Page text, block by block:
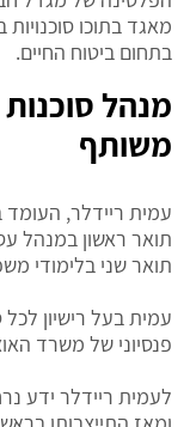
מאגד בתוכו
בתחום ביטוח החיים.
מנהל סוכנות
משותף
עמית ריידלר, העומד
תואר ראשון במנהל
תואר שני בלימודי
עמית בעל רישיון לכל
פנסיוני של משרד
לעמית ריידלר ידע